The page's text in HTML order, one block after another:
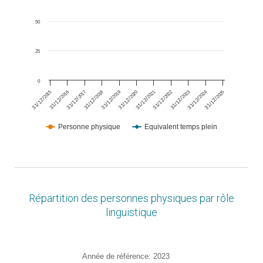
Personne physique Equivalent temps plein
31/12/
2015
31/12/
2016
31/12/
2017
31/12/
2018
31/12/
2019
31/12/
2020
31/12/
2021
31/12/
2022
31/12/
2023
31/12/
2024
31/12/
2025
0
25
50
Répartition des personnes physiques par rôle
linguistique
Année de référence: 2023